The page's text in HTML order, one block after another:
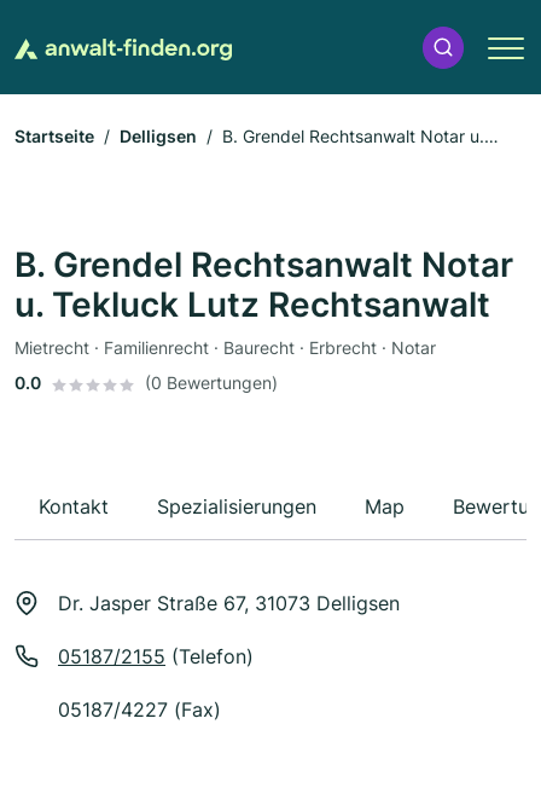
Startseite Delligsen
B. Grendel Rechtsanwalt Notar u.
B. Grendel Rechtsanwalt Notar
u. Tekluck Lutz Rechtsanwalt
Mietrecht · Familienrecht · Baurecht · Erbrecht · Notar
0.0
(0 Bewertungen)
Kontakt Spezialisierungen Map
Dr. Jasper Straße 67, 31073 Delligsen
05187/2155 (Telefon)
05187/4227 (Fax)